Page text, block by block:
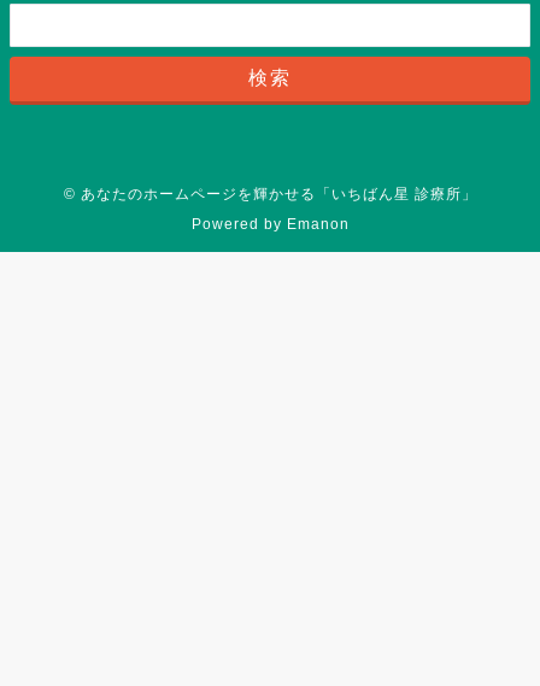
© あなたのホームページを輝かせる「いちばん星 診療所」
Powered by Emanon